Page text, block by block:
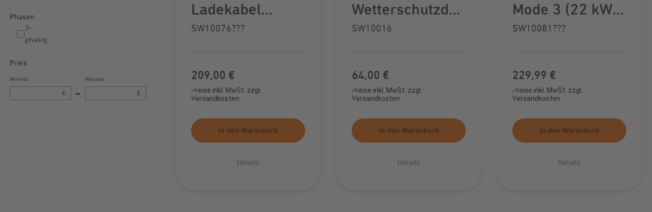
Phasen
3-
phasig
Preis
Minimal
€ –
Maximal
€
Ladekabel
Green Cable (11
Typ 2, glatt)
SW10076???
Regulärer Preis:
209,00 €
Preise inkl. MwSt. zzgl.
Versandkosten
In den Warenkorb
Details
Wetterschutzdac
h mit
Kabelhalterung
SW10016
Regulärer Preis:
64,00 €
Preise inkl. MwSt. zzgl.
Versandkosten
In den Warenkorb
Details
Mode 3 (22 kW,
Typ 2 - Typ 2, 7
SW10081???
Regulärer Preis:
229,99 €
Preise inkl. MwSt. zzgl.
Versandkosten
In den Warenkorb
Details